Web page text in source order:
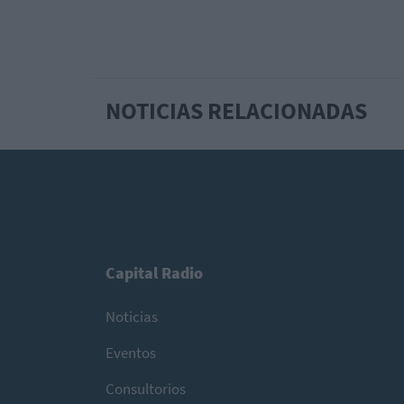
NOTICIAS RELACIONADAS
Capital Radio
Noticias
Eventos
Consultorios